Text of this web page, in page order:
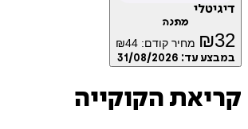
דיגיטלי
מתנה
₪32 מחיר קודם: ₪44
במבצע עד: 31/08/2026
קריאת הקוקייה